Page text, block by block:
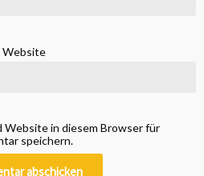
Website
Website in diesem Browser für
speichern.